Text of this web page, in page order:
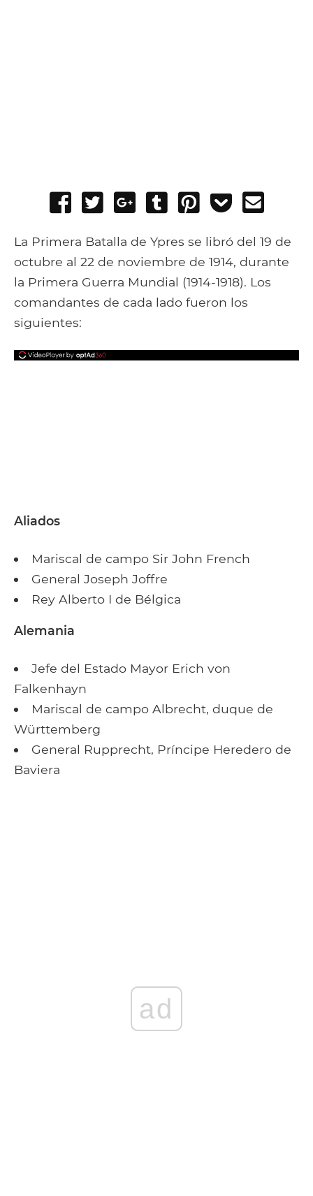
Share
Facebook
Tweet
Share
Google+
Post
Tumblr
Pin
Add
Pocket
La Primera Batalla de Ypres se libró del 19 de
octubre al 22 de noviembre de 1914, durante
la Primera Guerra Mundial (1914-1918). Los
comandantes de cada lado fueron los
siguientes:
Aliados
Mariscal de campo Sir John French
General Joseph Joffre
Rey Alberto I de Bélgica
Alemania
Jefe del Estado Mayor Erich von
Falkenhayn
Mariscal de campo Albrecht, duque de
Württemberg
General Rupprecht, Príncipe Heredero de
Baviera
ad